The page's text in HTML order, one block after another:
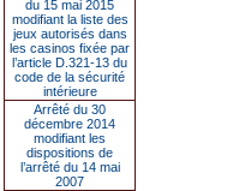
du 15 mai 2015
modifiant la liste des
jeux autorisés dans
les casinos fixée par
l’article D.321-13 du
code de la sécurité
intérieure
Arrêté du 30
décembre 2014
modifiant les
dispositions de
l’arrêté du 14 mai
2007